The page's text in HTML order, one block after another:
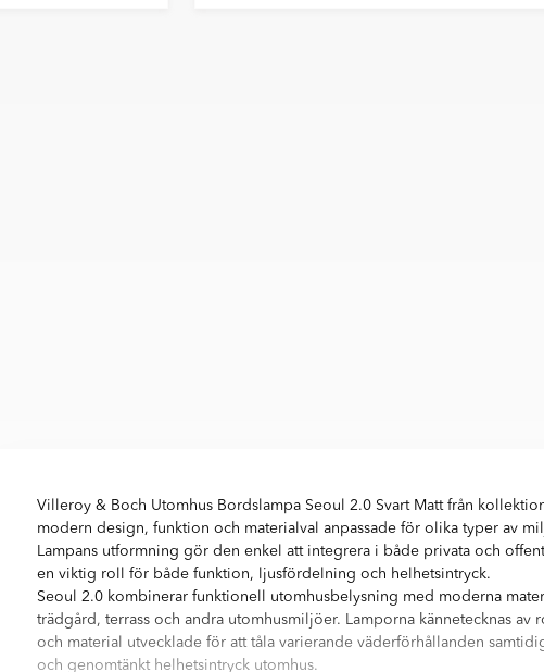
Villeroy & Boch Utomhus Bordslampa Seoul 2.0 Svart Matt från
modern design, funktion och materialval anpassade för olika typer av
Lampans utformning gör den enkel att integrera i både privata och
en viktig roll för både funktion, ljusfördelning och helhetsintryck.
Seoul 2.0 kombinerar funktionell utomhusbelysning med moderna
trädgård, terrass och andra utomhusmiljöer. Lamporna kännetecknas av
och material utvecklade för att tåla varierande väderförhållanden
och genomtänkt helhetsintryck utomhus.